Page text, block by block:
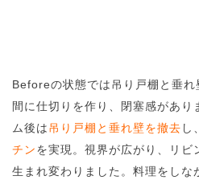
Beforeの状態では吊り戸棚と垂
間に仕切りを作り、閉塞感があり
ム後は吊り戸棚と垂れ壁を撤去 し、
チンを実現。視界が広がり、リビ
生まれ変わりました。料理をしな